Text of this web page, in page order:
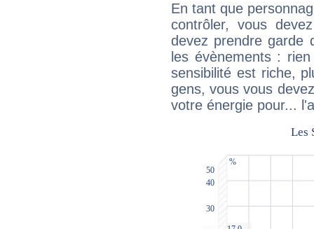
En tant que
contrôler, vous
devez prendre garde
les évènements :
sensibilité est riche,
gens, vous vous
votre énergie pour...